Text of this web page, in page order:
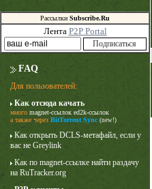
Рассылки Subscribe.Ru
Лента P2P Portal
FAQ
Для пользователей:
Как отсюда качать
много magnet-ссылок ed2k-ссылок
а также через BitTorrent Sync (new!)
Как открыть DCLS-метафайл, если у
вас не Greylink
Как по magnet-ссылке найти раздачу
на RuTracker.org